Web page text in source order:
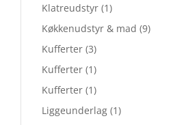
Klatreudstyr (1)
Køkkenudstyr & mad (9)
Kufferter (3)
Kufferter (1)
Kufferter (1)
Liggeunderlag (1)